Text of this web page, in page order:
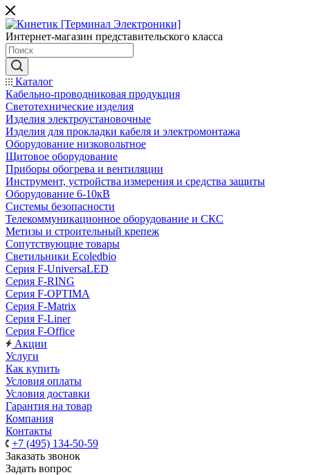
Интернет-магазин представительского класса
Каталог
Кабельно-проводниковая продукция
Светотехнические изделия
Изделия электроустановочные
Изделия для прокладки кабеля и электромонтажа
Оборудование низковольтное
Щитовое оборудование
Приборы обогрева и вентиляции
Инструмент, устройства измерения и средства защиты
Оборудование 6-10кВ
Системы безопасности
Телекоммуникационное оборудование и СКС
Метизы и строительный крепеж
Сопутствующие товары
Светильники Ecoledbio
Серия F-UniversaLED
Серия F-RING
Серия F-OPTIMA
Серия F-Matrix
Серия F-Liner
Серия F-Office
Акции
Услуги
Как купить
Условия оплаты
Условия доставки
Гарантия на товар
Компания
Контакты
+7 (495) 134-50-59
Заказать звонок
Задать вопрос